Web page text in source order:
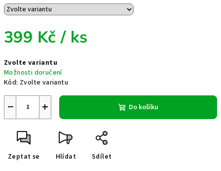
399 Kč / ks
cena:
Zvolte variantu
Možnosti doručení
Kód: Zvolte variantu
+
− Do košíku
Zeptat se Hlídat Sdílet